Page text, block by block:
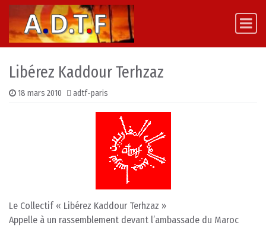
Skip to content
Main Navigation
Libérez Kaddour Terhzaz
18 mars 2010 adtf-paris
Le Collectif « Libérez Kaddour Terhzaz »
Appelle à un rassemblement devant l’ambassade du Maroc